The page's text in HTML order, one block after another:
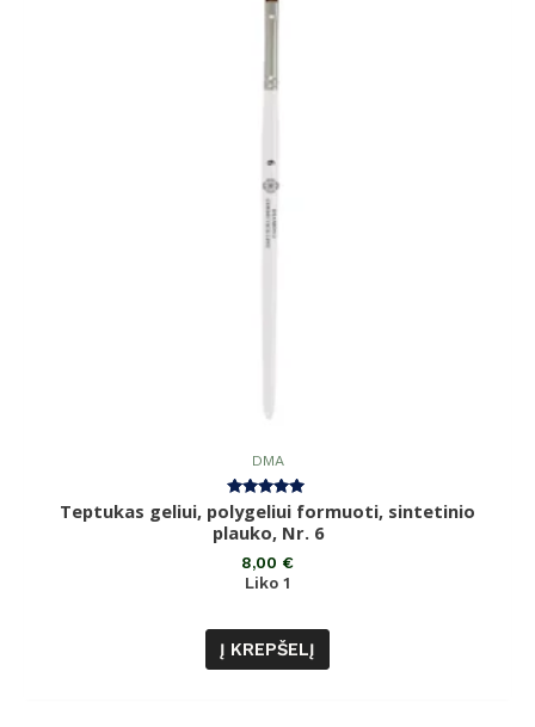
DMA
Įvertinimas:
5.00
iš 5
Teptukas geliui, polygeliui formuoti, sintetinio
plauko, Nr. 6
8,00 €
Liko 1
Į KREPŠELĮ